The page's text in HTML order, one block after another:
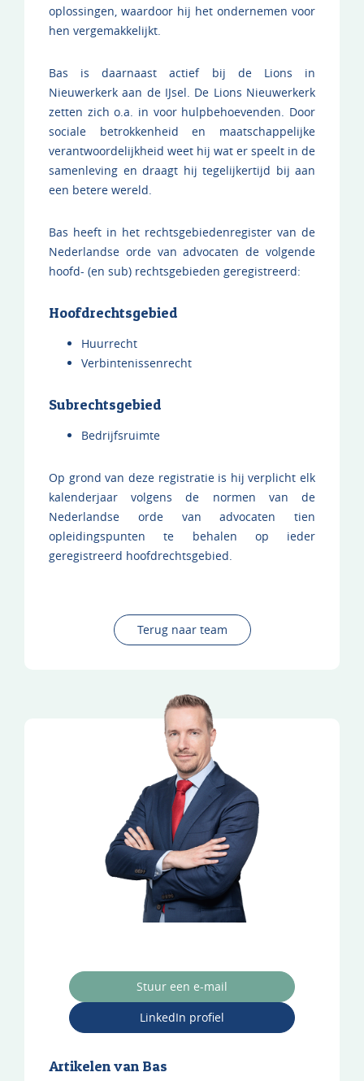
Stuur een e-mail
LinkedIn profiel
Artikelen van Bas
oplossingen, waardoor hij het ondernemen voor
hen vergemakkelijkt.
Bas is daarnaast actief bij de Lions in
Nieuwerkerk aan de IJsel. De Lions Nieuwerkerk
zetten zich o.a. in voor hulpbehoevenden. Door
sociale betrokkenheid en maatschappelijke
verantwoordelijkheid weet hij wat er speelt in de
samenleving en draagt hij tegelijkertijd bij aan
een betere wereld.
Bas heeft in het rechtsgebiedenregister van de
Nederlandse orde van advocaten de volgende
hoofd- (en sub) rechtsgebieden geregistreerd:
Hoofdrechtsgebied
Huurrecht
Verbintenissenrecht
Subrechtsgebied
Bedrijfsruimte
Op grond van deze registratie is hij verplicht elk
kalenderjaar volgens de normen van de
Nederlandse orde van advocaten tien
opleidingspunten te behalen op ieder
geregistreerd hoofdrechtsgebied.
Terug naar team